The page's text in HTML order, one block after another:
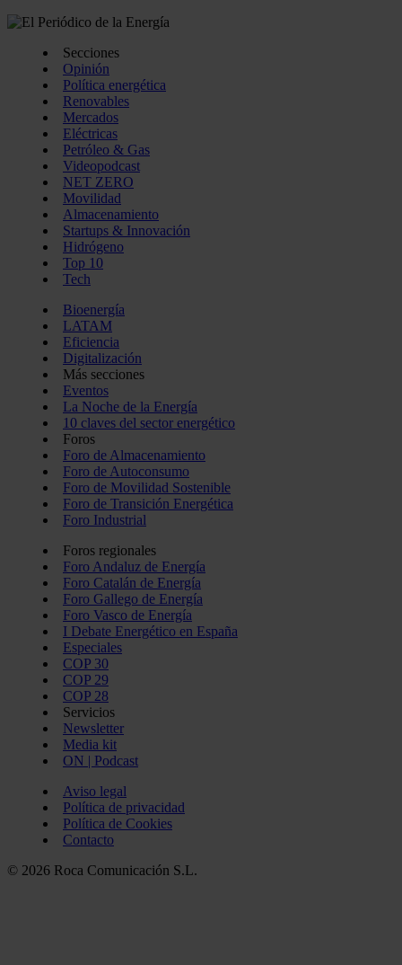
Secciones
Opinión
Política energética
Renovables
Mercados
Eléctricas
Petróleo & Gas
Videopodcast
NET ZERO
Movilidad
Almacenamiento
Startups & Innovación
Hidrógeno
Top 10
Tech
Bioenergía
LATAM
Eficiencia
Digitalización
Más secciones
Eventos
La Noche de la Energía
10 claves del sector energético
Foros
Foro de Almacenamiento
Foro de Autoconsumo
Foro de Movilidad Sostenible
Foro de Transición Energética
Foro Industrial
Foros regionales
Foro Andaluz de Energía
Foro Catalán de Energía
Foro Gallego de Energía
Foro Vasco de Energía
I Debate Energético en España
Especiales
COP 30
COP 29
COP 28
Servicios
Newsletter
Media kit
ON | Podcast
Aviso legal
Política de privacidad
Política de Cookies
Contacto
© 2026 Roca Comunicación S.L.